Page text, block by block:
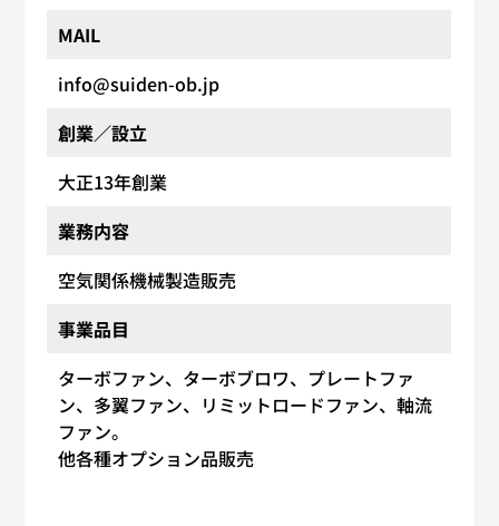
MAIL
info@suiden-ob.jp
創業／設立
大正13年創業
業務内容
空気関係機械製造販売
事業品目
ターボファン、ターボブロワ、プレートファ
ン、多翼ファン、リミットロードファン、軸流
ファン。
他各種オプション品販売